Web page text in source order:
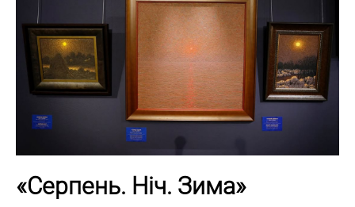
«Серпень. Ніч. Зима»